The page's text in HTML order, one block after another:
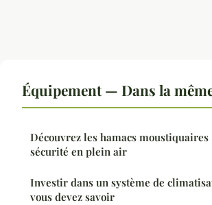
Équipement — Dans la
Découvrez les hamacs moustiquaires
sécurité en plein air
Investir dans un système de
vous devez savoir